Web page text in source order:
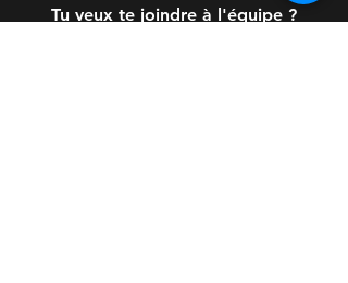
Tu veux te joindre à l'équipe ?